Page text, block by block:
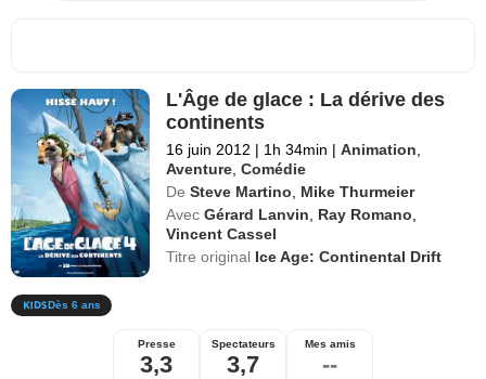
L'Âge de glace : La dérive des
continents
16 juin 2012 | 1h 34min | Animation
Aventure ,Comédie
De Steve Martino
Mike Thurmeier
Avec Gérard Lanvin Ray Romano
Vincent Cassel
Titre original Ice Age: Continental Drift
Dès 6 ans
Presse
3,3
Spectateurs
3,7
Mes amis
--